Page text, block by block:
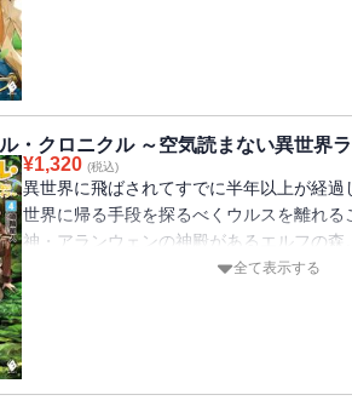
・クロニクル ～空気読まない異世界
¥1,320 (税込)
異世界に飛ばされてすでに半年以上が経過
世界に帰る手段を探るべくウルスを離れる
神・アランウェンの神殿があるエルフの森
全て表示する